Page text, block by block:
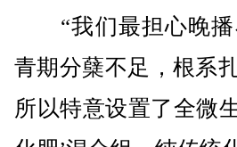
“我们最担心晚播
青期分蘖不足，根系
所以特意设置了全微